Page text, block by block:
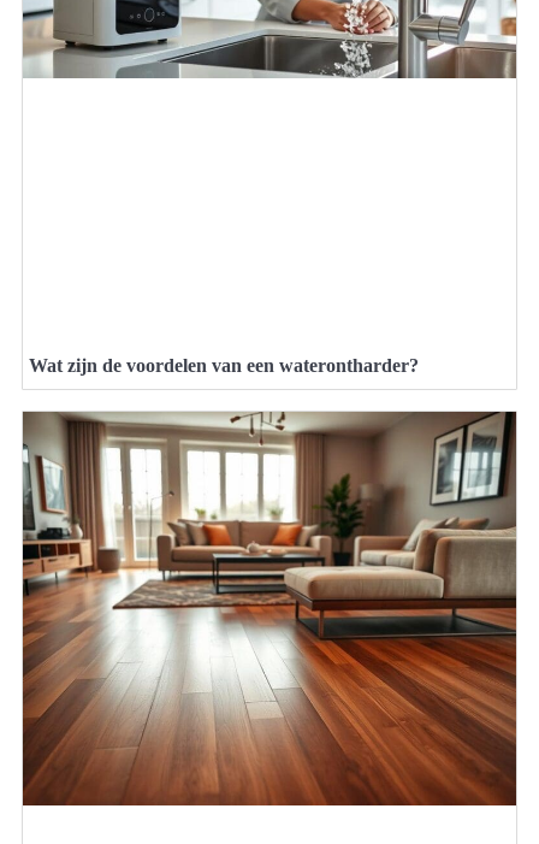
Wat zijn de voordelen van een waterontharder?